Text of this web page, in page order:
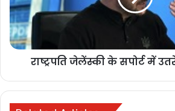
1 week ago
सरकार कब करेगी
सोनम वांगचुक का
राष्ट्रपति जेलेंस्की के सपोर्ट में